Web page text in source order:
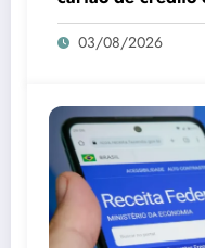
03/08/2026